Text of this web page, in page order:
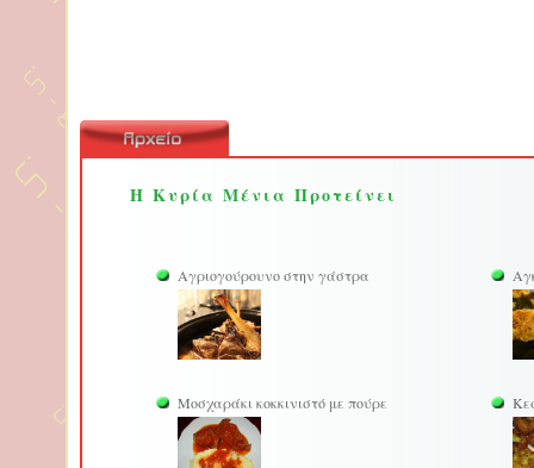
Η Κυρία Μένια Προτείνει
Αγριογούρουνο στην γάστρα
Μοσχαράκι κοκκινιστό με πούρε